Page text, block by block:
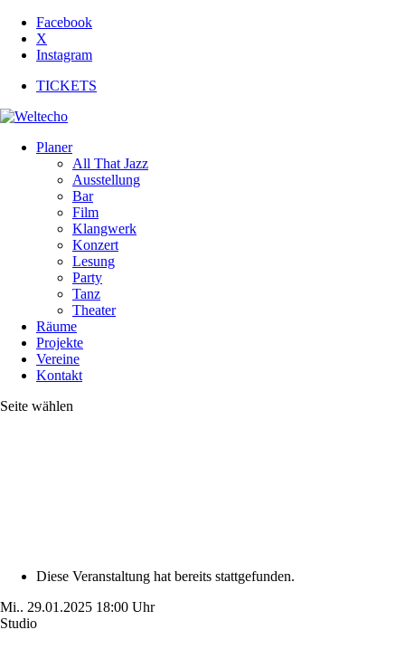
Facebook
X
Instagram
TICKETS
Planer
All That Jazz
Ausstellung
Bar
Film
Klangwerk
Konzert
Lesung
Party
Tanz
Theater
Räume
Projekte
Vereine
Kontakt
Seite wählen
Diese Veranstaltung hat bereits stattgefunden.
Mi.. 29.01.2025 18:00 Uhr
Studio